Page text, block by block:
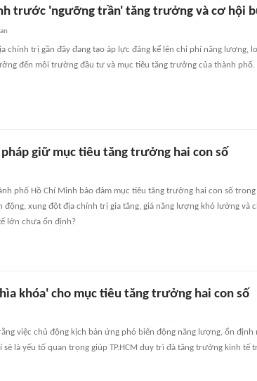
trước 'ngưỡng trần' tăng trưởng và cơ hội
chính trị gần đây đang tạo áp lực đáng kể lên chi phí năng lượng,
đến môi trường đầu tư và mục tiêu tăng trưởng của thành phố.
pháp giữ mục tiêu tăng trưởng hai con số
phố Hồ Chí Minh bảo đảm mục tiêu tăng trưởng hai con số
động, xung đột địa chính trị gia tăng, giá năng lượng khó lường và
lớn chưa ổn định?
khóa' cho mục tiêu tăng trưởng hai con số
việc chủ động kịch bản ứng phó biến động năng lượng, ổn định
sẽ là yếu tố quan trọng giúp TP.HCM duy trì đà tăng trưởng kinh tế